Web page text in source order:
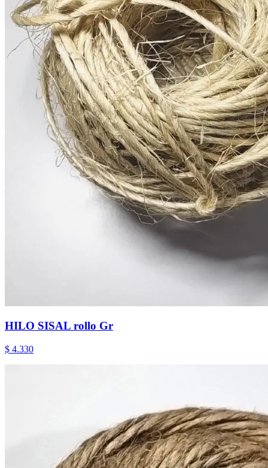
HILO SISAL rollo Gr
$ 4.330